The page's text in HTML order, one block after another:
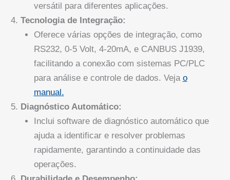
versátil para diferentes aplicações.
Tecnologia de Integração:
Oferece várias opções de integração, como
RS232, 0-5 Volt, 4-20mA, e CANBUS J1939,
facilitando a conexão com sistemas PC/PLC
para análise e controle de dados. Veja o
manual.
Diagnóstico Automático:
Inclui software de diagnóstico automático que
ajuda a identificar e resolver problemas
rapidamente, garantindo a continuidade das
operações.